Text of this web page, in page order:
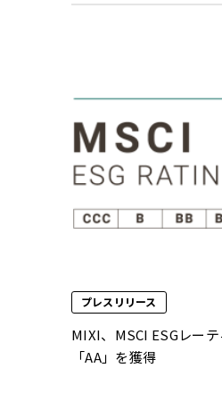
プレスリリース
MIXI、MSCI ESGレー
「AA」を獲得